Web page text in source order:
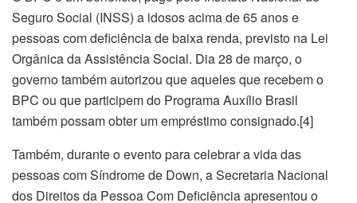
Seguro Social (INSS) a idosos acima de 65 anos e
pessoas com deficiência de baixa renda, previsto na Lei
Orgânica da Assistência Social. Dia 28 de março, o
governo também autorizou que aqueles que recebem o
BPC ou que participem do Programa Auxílio Brasil
também possam obter um empréstimo consignado.[4]
Também, durante o evento para celebrar a vida das
pessoas com Síndrome de Down, a Secretaria Nacional
dos Direitos da Pessoa Com Deficiência apresentou o